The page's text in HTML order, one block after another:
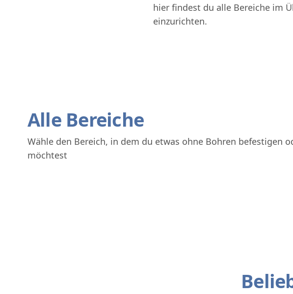
hier findest du alle Bereiche im
einzurichten.
Alle Bereiche
Wähle den Bereich, in dem du etwas ohne Bohren befestigen
möchtest
Bad